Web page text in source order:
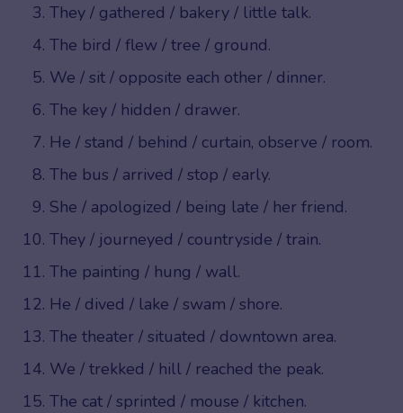
They / gathered / bakery / little talk.
The bird / flew / tree / ground.
We / sit / opposite each other / dinner.
The key / hidden / drawer.
He / stand / behind / curtain, observe / room.
The bus / arrived / stop / early.
She / apologized / being late / her friend.
They / journeyed / countryside / train.
The painting / hung / wall.
He / dived / lake / swam / shore.
The theater / situated / downtown area.
We / trekked / hill / reached the peak.
The cat / sprinted / mouse / kitchen.